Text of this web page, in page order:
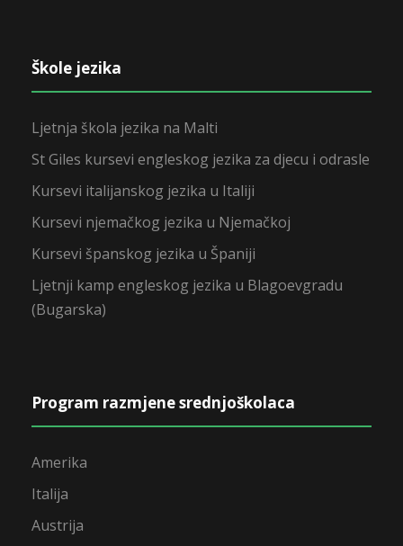
Škole jezika
Ljetnja škola jezika na Malti
St Giles kursevi engleskog jezika za djecu i odrasle
Kursevi italijanskog jezika u Italiji
Kursevi njemačkog jezika u Njemačkoj
Kursevi španskog jezika u Španiji
Ljetnji kamp engleskog jezika u Blagoevgradu
(Bugarska)
Program razmjene srednjoškolaca
Amerika
Italija
Austrija